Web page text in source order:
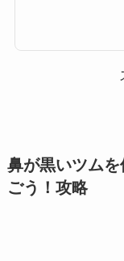
サートミ
鼻が黒いツム
ごう！攻略